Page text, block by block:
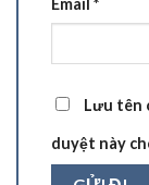
Lưu tên
duyệt này